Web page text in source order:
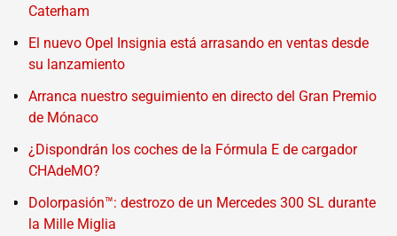
Caterham
El nuevo Opel Insignia está arrasando en ventas desde
su lanzamiento
Arranca nuestro seguimiento en directo del Gran Premio
de Mónaco
¿Dispondrán los coches de la Fórmula E de cargador
CHAdeMO?
Dolorpasión™: destrozo de un Mercedes 300 SL durante
la Mille Miglia